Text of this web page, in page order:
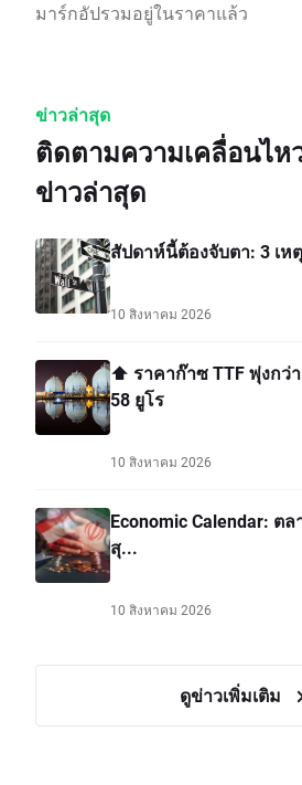
มาร์กอัปรวมอยู่ในราคาแล้ว
ข่าวล่าสุด
ติดตามความเคลื่อนไห
ข่าวล่าสุด
สัปดาห์นี้ต้องจับตา: 3 เ
10 สิงหาคม 2026
⬆️ ราคาก๊าซ TTF พุ่งกว่
58 ยูโร
10 สิงหาคม 2026
Economic Calendar: ต
สุ...
10 สิงหาคม 2026
ดูข่าวเพิ่มเติม